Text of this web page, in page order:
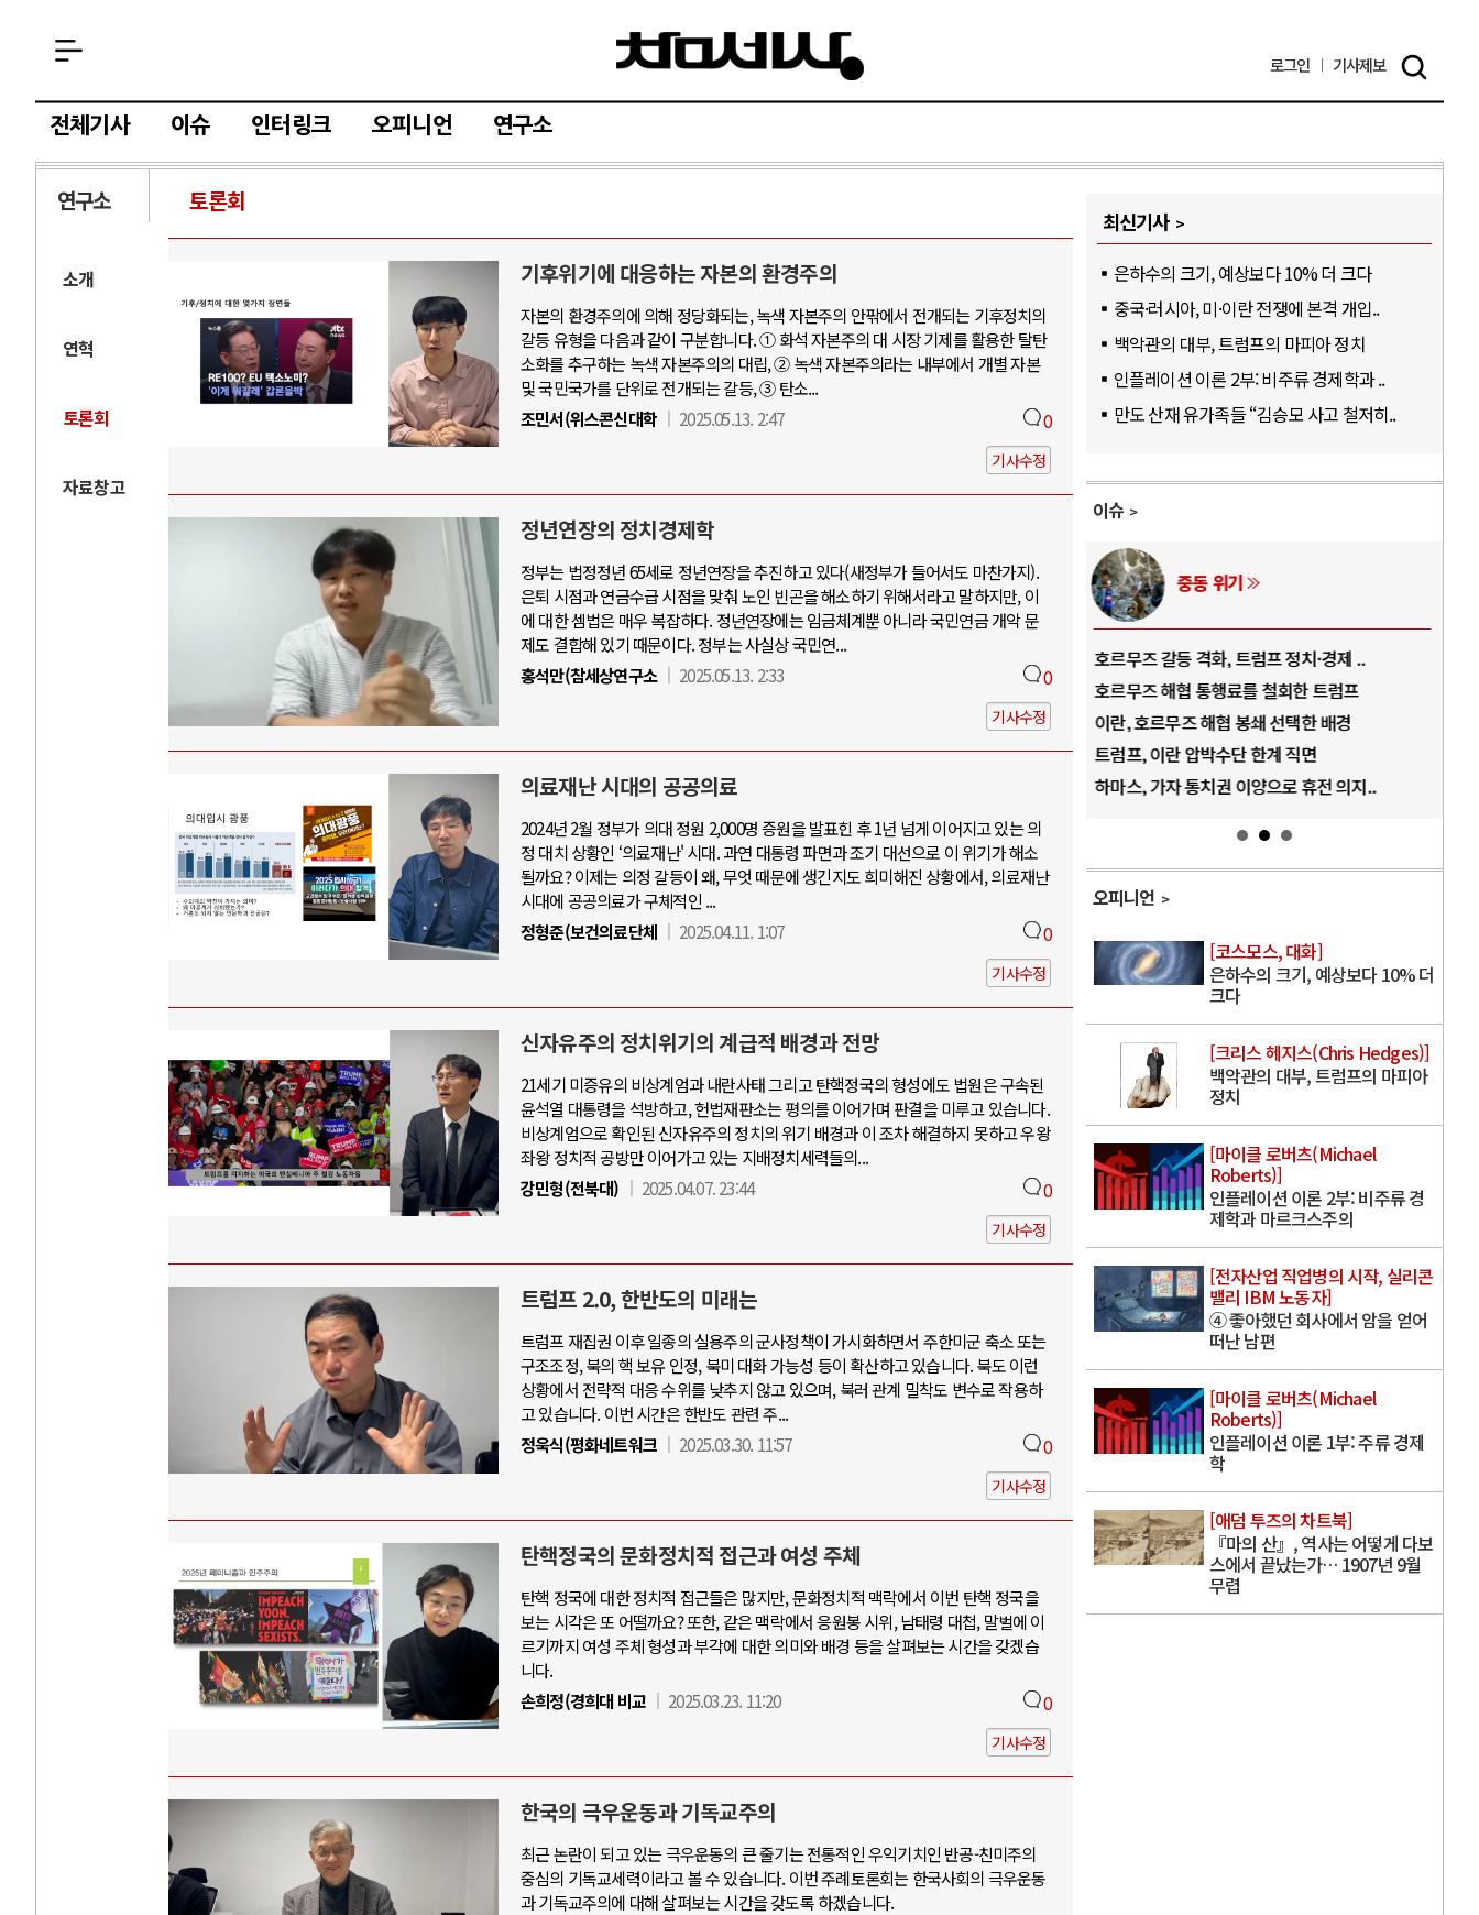
로그인 기사제보
전체기사 이슈 인터링크 오피니언 연구소
연구소 토론회
소개
연혁
토론회
자료창고
기후위기에 대응하는 자본의 환경주의
자본의 환경주의에 의해 정당화되는, 녹색 자본주의 안팎에서 전개되는 기후정치의
갈등 유형을 다음과 같이 구분합니다. ① 화석 자본주의 대 시장 기제를 활용한 탈탄
소화를 추구하는 녹색 자본주의의 대립, ② 녹색 자본주의라는 내부에서 개별 자본
및 국민국가를 단위로 전개되는 갈등, ③ 탄소...
조민서(위스콘신대학
2025.05.13. 2:47 0
기사수정
정년연장의 정치경제학
정부는 법정정년 65세로 정년연장을 추진하고 있다(새정부가 들어서도 마찬가지).
은퇴 시점과 연금수급 시점을 맞춰 노인 빈곤을 해소하기 위해서라고 말하지만, 이
에 대한 셈법은 매우 복잡하다. 정년연장에는 임금체계뿐 아니라 국민연금 개악 문
제도 결합해 있기 때문이다. 정부는 사실상 국민연...
홍석만(참세상연구소
2025.05.13. 2:33 0
기사수정
의료재난 시대의 공공의료
2024년 2월 정부가 의대 정원 2,000명 증원을 발표힌 후 1년 넘게 이어지고 있는 의
정 대치 상황인 ‘의료재난' 시대. 과연 대통령 파면과 조기 대선으로 이 위기가 해소
될까요? 이제는 의정 갈등이 왜, 무엇 때문에 생긴지도 희미해진 상황에서, 의료재난
시대에 공공의료가 구체적인 ...
정형준(보건의료단체
2025.04.11. 1:07 0
기사수정
신자유주의 정치위기의 계급적 배경과 전망
21세기 미증유의 비상계엄과 내란사태 그리고 탄핵정국의 형성에도 법원은 구속된
윤석열 대통령을 석방하고, 헌법재판소는 평의를 이어가며 판결을 미루고 있습니다.
비상계엄으로 확인된 신자유주의 정치의 위기 배경과 이 조차 해결하지 못하고 우왕
좌왕 정치적 공방만 이어가고 있는 지배정치세력들의...
강민형(전북대)
2025.04.07. 23:44 0
기사수정
트럼프 2.0, 한반도의 미래는
트럼프 재집권 이후 일종의 실용주의 군사정책이 가시화하면서 주한미군 축소 또는
구조조정, 북의 핵 보유 인정, 북미 대화 가능성 등이 확산하고 있습니다. 북도 이런
상황에서 전략적 대응 수위를 낮추지 않고 있으며, 북러 관계 밀착도 변수로 작용하
고 있습니다. 이번 시간은 한반도 관련 주...
정욱식(평화네트워크
2025.03.30. 11:57 0
기사수정
탄핵정국의 문화정치적 접근과 여성 주체
탄핵 정국에 대한 정치적 접근들은 많지만, 문화정치적 맥락에서 이번 탄핵 정국을
보는 시각은 또 어떨까요? 또한, 같은 맥락에서 응원봉 시위, 남태령 대첩, 말벌에 이
르기까지 여성 주체 형성과 부각에 대한 의미와 배경 등을 살펴보는 시간을 갖겠습
니다.
손희정(경희대 비교
2025.03.23. 11:20 0
기사수정
한국의 극우운동과 기독교주의
최근 논란이 되고 있는 극우운동의 큰 줄기는 전통적인 우익기치인 반공-친미주의
중심의 기독교세력이라고 볼 수 있습니다. 이번 주례토론회는 한국사회의 극우운동
과 기독교주의에 대해 살펴보는 시간을 갖도록 하겠습니다.
최신기사
은하수의 크기, 예상보다 10% 더 크다
중국·러시아, 미·이란 전쟁에 본격 개입..
백악관의 대부, 트럼프의 마피아 정치
인플레이션 이론 2부: 비주류 경제학과 ..
만도 산재 유가족들 “김승모 사고 철저히..
이슈
중국 AI, 저가 공세로 글로벌 토큰 시..
AI 국부펀드 구상 놓고 미국 진보진영 ..
AI 데이터센터 반대 투쟁은 새로운 글로..
AI의 숨은 환경 비용: 데이터센터 확산..
러시아-우크라이나 전쟁
전쟁의 추상화: 우크라이나, 대리전의 역..
EU·우크라이나 드론 협력 직후, 러시아..
나토, 우크라 군사지원 2027년까지 공..
우크라이나, 덴마크, 에스토니아, 네덜란..
러·우크라, 대규모 공습 주고받아…민간 ..
중동 위기
호르무즈 갈등 격화, 트럼프 정치·경제 ..
호르무즈 해협 통행료를 철회한 트럼프
이란, 호르무즈 해협 봉쇄 선택한 배경
트럼프, 이란 압박수단 한계 직면
AI와 인간
중국 AI, 저가 공세로 글로벌 토큰 시..
AI 국부펀드 구상 놓고 미국 진보진영 ..
AI 데이터센터 반대 투쟁은 새로운 글로..
AI의 숨은 환경 비용: 데이터센터 확산..
AI는 어떻게 미국 민주주의를 잠식하고 ..
오피니언
[코스모스, 대화]
은하수의 크기, 예상보다 10% 더
크다
[크리스 헤지스(Chris Hedges)]
백악관의 대부, 트럼프의 마피아
정치
[마이클 로버츠(Michael
Roberts)]
인플레이션 이론 2부: 비주류 경
제학과 마르크스주의
[전자산업 직업병의 시작, 실리콘
밸리 IBM 노동자]
④ 좋아했던 회사에서 암을 얻어
떠난 남편
[마이클 로버츠(Michael
Roberts)]
인플레이션 이론 1부: 주류 경제
학
[애덤 투즈의 차트북]
『마의 산』, 역사는 어떻게 다보
스에서 끝났는가… 1907년 9월
무렵